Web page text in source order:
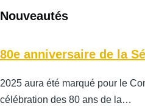
Nouveautés
80e anniversaire de la
2025 aura été marqué pour le
célébration des 80 ans de la…